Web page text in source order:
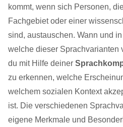
kommt, wenn sich Personen,
Fachgebiet oder einer
sind, austauschen. Wann und
welche dieser Sprachvarianten
du mit Hilfe deiner
zu erkennen, welche
welchem sozialen Kontext
ist. Die verschiedenen
eigene Merkmale und